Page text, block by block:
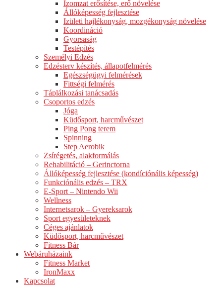
Izomzat erősítése, erő növelése
Állóképesség fejlesztése
Izületi hajlékonyság, mozgékonyság növelése
Koordináció
Gyorsaság
Testépítés
Személyi Edzés
Edzésterv készítés, állapotfelmérés
Egészségügyi felmérések
Fittségi felmérés
Táplálkozási tanácsadás
Csoportos edzés
Jóga
Küdősport, harcművészet
Ping Pong terem
Spinning
Step Aerobik
Zsírégetés, alakformálás
Rehabilitáció – Gerinctorna
Állóképesség fejlesztése (kondíciónális képesség)
Funkciónális edzés – TRX
E-Sport – Nintendo Wii
Wellness
Internetsarok – Gyereksarok
Sport egyesületeknek
Céges ajánlatok
Küdősport, harcművészet
Fitness Bár
Webáruházaink
Fitness Market
IronMaxx
Kapcsolat